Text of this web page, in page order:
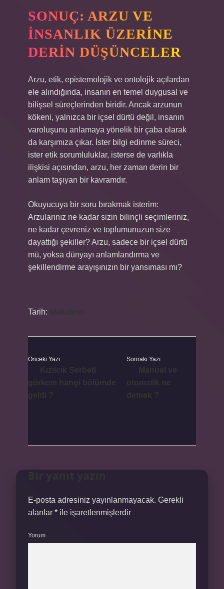
SONUÇ: ARZU VE
İNSANLIK ÜZERINE
DERIN DÜŞÜNCELER
Arzu, etik, epistemolojik ve ontolojik açılardan
ele alındığında, insanın en temel duygusal ve
bilişsel süreçlerinden biridir. Ancak arzunun
kökeni, yalnızca bir içsel dürtü değil, insanın
varoluşunu anlamaya yönelik bir çaba olarak
da karşımıza çıkar. İster bilgi edinme süreci,
ister etik sorumluluklar, isterse de varlıkla
ilişkisi açısından, arzu, her zaman derin bir
anlam taşıyan bir kavramdır.
Okuyucuya bir soru bırakmak isterim:
Arzularınız ne kadar sizin bilinçli seçimleriniz,
ne kadar çevreniz ve toplumunuzun size
dayattığı şekiller? Arzu, sadece bir içsel dürtü
mü, yoksa dünyayı anlamlandırma ve
şekillendirme arayışınızın bir yansıması mı?
Tarih:
Önceki Yazı Sonraki Yazı
E-posta adresiniz yayınlanmayacak. Gerekli
alanlar * ile işaretlenmişlerdir
Yorum